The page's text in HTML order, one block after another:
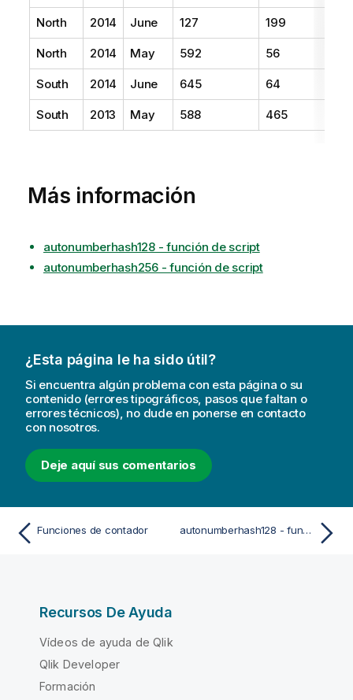
North 2014 June 127 199
North 2014 May 592 56
South 2014 June 645 64
South 2013 May 588 465
Más información
autonumberhash128 - función de script
autonumberhash256 - función de script
¿Esta página le ha sido útil?
Si encuentra algún problema con esta página o su
contenido (errores tipográficos, pasos que faltan o
errores técnicos), no dude en ponerse en contacto
con nosotros.
Deje aquí sus comentarios
Funciones de contador autonumberhash128 - función de script
Recursos De Ayuda
Vídeos de ayuda de Qlik
Qlik Developer
Formación